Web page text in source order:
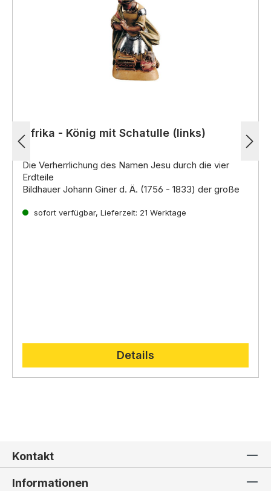
Afrika - König mit Schatulle (links)
Die Verherrlichung des Namen Jesu durch die vier
Erdteile
Bildhauer Johann Giner d. Ä. (1756 - 1833) der große
einer der älteste
sofort verfügbar, Lieferzeit: 21 Werktage
Details
Kontakt
Informationen